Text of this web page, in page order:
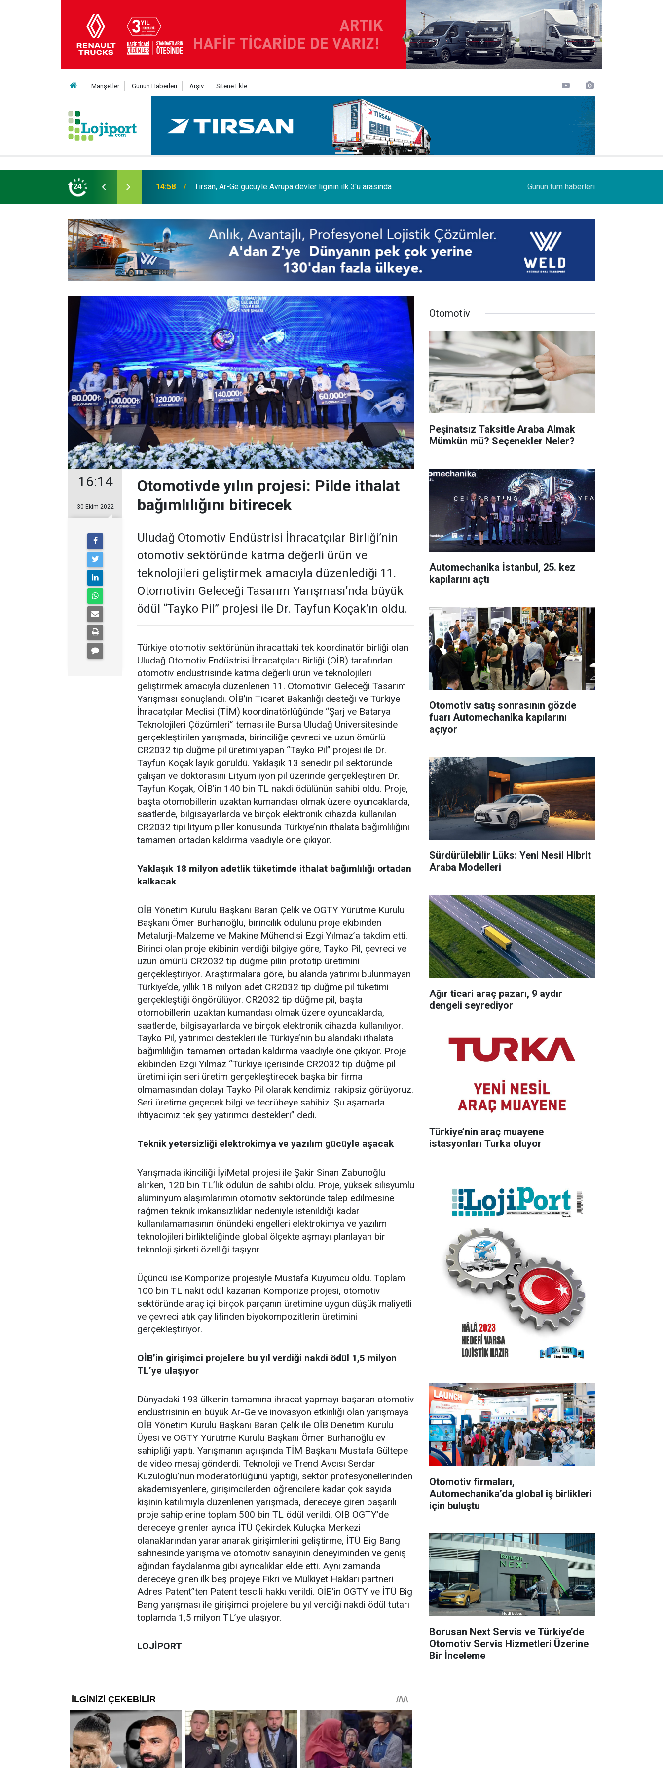
Manşetler Günün Haberleri Arşiv Sitene Ekle
24
liginin ilk 3'ü arasında 14:19 MAXUS modelleri Ağustos’a özel 1.199.000 TL’den başlayan fiyatlarla Petrol Ofisi Grubu 18. kez zirvede
Günün tüm haberleri
16:14
30 Ekim 2022
Otomotivde yılın projesi: Pilde ithalat
bağımlılığını bitirecek
Uludağ Otomotiv Endüstrisi İhracatçılar Birliği’nin
otomotiv sektöründe katma değerli ürün ve
teknolojileri geliştirmek amacıyla düzenlediği 11.
Otomotivin Geleceği Tasarım Yarışması’nda büyük
ödül “Tayko Pil” projesi ile Dr. Tayfun Koçak’ın oldu.
Türkiye otomotiv sektörünün ihracattaki tek koordinatör birliği olan
Uludağ Otomotiv Endüstrisi İhracatçıları Birliği (OİB) tarafından
otomotiv endüstrisinde katma değerli ürün ve teknolojileri
geliştirmek amacıyla düzenlenen 11. Otomotivin Geleceği Tasarım
Yarışması sonuçlandı. OİB’in Ticaret Bakanlığı desteği ve Türkiye
İhracatçılar Meclisi (TİM) koordinatörlüğünde “Şarj ve Batarya
Teknolojileri Çözümleri” teması ile Bursa Uludağ Üniversitesinde
gerçekleştirilen yarışmada, birinciliğe çevreci ve uzun ömürlü
CR2032 tip düğme pil üretimi yapan “Tayko Pil” projesi ile Dr.
Tayfun Koçak layık görüldü. Yaklaşık 13 senedir pil sektöründe
çalışan ve doktorasını Lityum iyon pil üzerinde gerçekleştiren Dr.
Tayfun Koçak, OİB’in 140 bin TL nakdi ödülünün sahibi oldu. Proje,
başta otomobillerin uzaktan kumandası olmak üzere oyuncaklarda,
saatlerde, bilgisayarlarda ve birçok elektronik cihazda kullanılan
CR2032 tipi lityum piller konusunda Türkiye’nin ithalata bağımlılığını
tamamen ortadan kaldırma vaadiyle öne çıkıyor.
Yaklaşık 18 milyon adetlik tüketimde ithalat bağımlılığı ortadan
kalkacak
OİB Yönetim Kurulu Başkanı Baran Çelik ve OGTY Yürütme Kurulu
Başkanı Ömer Burhanoğlu, birincilik ödülünü proje ekibinden
Metalurji-Malzeme ve Makine Mühendisi Ezgi Yılmaz’a takdim etti.
Birinci olan proje ekibinin verdiği bilgiye göre, Tayko Pil, çevreci ve
uzun ömürlü CR2032 tip düğme pilin prototip üretimini
gerçekleştiriyor. Araştırmalara göre, bu alanda yatırımı bulunmayan
Türkiye’de, yıllık 18 milyon adet CR2032 tip düğme pil tüketimi
gerçekleştiği öngörülüyor. CR2032 tip düğme pil, başta
otomobillerin uzaktan kumandası olmak üzere oyuncaklarda,
saatlerde, bilgisayarlarda ve birçok elektronik cihazda kullanılıyor.
Tayko Pil, yatırımcı destekleri ile Türkiye’nin bu alandaki ithalata
bağımlılığını tamamen ortadan kaldırma vaadiyle öne çıkıyor. Proje
ekibinden Ezgi Yılmaz “Türkiye içerisinde CR2032 tip düğme pil
üretimi için seri üretim gerçekleştirecek başka bir firma
olmamasından dolayı Tayko Pil olarak kendimizi rakipsiz görüyoruz.
Seri üretime geçecek bilgi ve tecrübeye sahibiz. Şu aşamada
ihtiyacımız tek şey yatırımcı destekleri” dedi.
Teknik yetersizliği elektrokimya ve yazılım gücüyle aşacak
Yarışmada ikinciliği İyiMetal projesi ile Şakir Sinan Zabunoğlu
alırken, 120 bin TL’lik ödülün de sahibi oldu. Proje, yüksek silisyumlu
alüminyum alaşımlarımın otomotiv sektöründe talep edilmesine
rağmen teknik imkansızlıklar nedeniyle istenildiği kadar
kullanılamamasının önündeki engelleri elektrokimya ve yazılım
teknolojileri birlikteliğinde global ölçekte aşmayı planlayan bir
teknoloji şirketi özelliği taşıyor.
Üçüncü ise Komporize projesiyle Mustafa Kuyumcu oldu. Toplam
100 bin TL nakit ödül kazanan Komporize projesi, otomotiv
sektöründe araç içi birçok parçanın üretimine uygun düşük maliyetli
ve çevreci atık çay lifinden biyokompozitlerin üretimini
gerçekleştiriyor.
OİB’in girişimci projelere bu yıl verdiği nakdi ödül 1,5 milyon
TL’ye ulaşıyor
Dünyadaki 193 ülkenin tamamına ihracat yapmayı başaran otomotiv
endüstrisinin en büyük Ar-Ge ve inovasyon etkinliği olan yarışmaya
OİB Yönetim Kurulu Başkanı Baran Çelik ile OİB Denetim Kurulu
Üyesi ve OGTY Yürütme Kurulu Başkanı Ömer Burhanoğlu ev
sahipliği yaptı. Yarışmanın açılışında TİM Başkanı Mustafa Gültepe
de video mesaj gönderdi. Teknoloji ve Trend Avcısı Serdar
Kuzuloğlu’nun moderatörlüğünü yaptığı, sektör profesyonellerinden
akademisyenlere, girişimcilerden öğrencilere kadar çok sayıda
kişinin katılımıyla düzenlenen yarışmada, dereceye giren başarılı
proje sahiplerine toplam 500 bin TL ödül verildi. OİB OGTY’de
dereceye girenler ayrıca İTÜ Çekirdek Kuluçka Merkezi
olanaklarından yararlanarak girişimlerini geliştirme, İTÜ Big Bang
sahnesinde yarışma ve otomotiv sanayinin deneyiminden ve geniş
ağından faydalanma gibi ayrıcalıklar elde etti. Aynı zamanda
dereceye giren ilk beş projeye Fikri ve Mülkiyet Hakları partneri
Adres Patent”ten Patent tescili hakkı verildi. OİB’in OGTY ve İTÜ Big
Bang yarışması ile girişimci projelere bu yıl verdiği nakdi ödül tutarı
toplamda 1,5 milyon TL’ye ulaşıyor.
LOJİPORT
Otomotiv
Peşinatsız Taksitle Araba Almak
Mümkün mü? Seçenekler Neler?
Automechanika İstanbul, 25. kez
kapılarını açtı
Otomotiv satış sonrasının gözde
fuarı Automechanika kapılarını
açıyor
Sürdürülebilir Lüks: Yeni Nesil Hibrit
Araba Modelleri
Ağır ticari araç pazarı, 9 aydır
dengeli seyrediyor
Türkiye’nin araç muayene
istasyonları Turka oluyor
Otomotiv firmaları,
Automechanika’da global iş birlikleri
için buluştu
Borusan Next Servis ve Türkiye’de
Otomotiv Servis Hizmetleri Üzerine
Bir İnceleme